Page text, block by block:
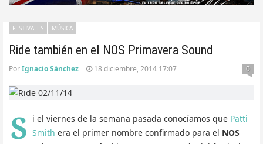
Ride también en el NOS Primavera Sound
FESTIVALES MÚSICA
PorIgnacio Sánchez 18 diciembre, 2014 17:07 0
S i el viernes de la semana pasada conocíamos que Patti
Smith era el primer nombre confirmado para el NOS